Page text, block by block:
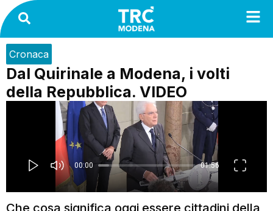
Cronaca
Dal Quirinale a Modena, i volti
della Repubblica. VIDEO
Che cosa significa oggi essere cittadini della